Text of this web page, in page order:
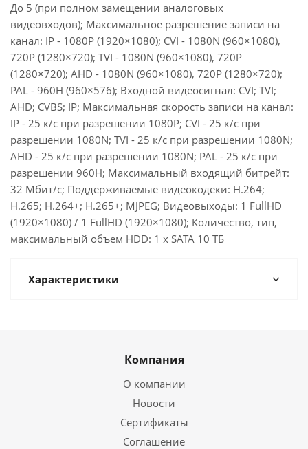
До 5 (при полном замещении аналоговых
видеовходов); Максимальное разрешение записи на
канал: IP - 1080P (1920×1080); CVI - 1080N (960×1080),
720P (1280×720); TVI - 1080N (960×1080), 720P
(1280×720); AHD - 1080N (960×1080), 720P (1280×720);
PAL - 960H (960×576); Входной видеосигнал: CVI; TVI;
AHD; CVBS; IP; Максимальная скорость записи на канал:
IP - 25 к/с при разрешении 1080P; CVI - 25 к/с при
разрешении 1080N; TVI - 25 к/с при разрешении 1080N;
AHD - 25 к/с при разрешении 1080N; PAL - 25 к/с при
разрешении 960H; Максимальный входящий битрейт:
32 Мбит/с; Поддерживаемые видеокодеки: H.264;
H.265; H.264+; H.265+; MJPEG; Видеовыходы: 1 FullHD
(1920×1080) / 1 FullHD (1920×1080); Количество, тип,
максимальный объем HDD: 1 х SATA 10 ТБ
Характеристики
Компания
О компании
Новости
Сертификаты
Соглашение